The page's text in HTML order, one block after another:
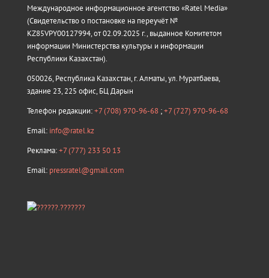
Международное информационное агентство «Ratel Media»
(Свидетельство о постановке на переучёт №
KZ85VPY00127994, от 02.09.2025 г., выданное Комитетом
информации Министерства культуры и информации
Республики Казахстан).
050026, Республика Казахстан, г. Алматы, ул. Муратбаева,
здание 23, 225 офис, БЦ Дарын
Телефон редакции:+7 (708) 970-96-68 ;+7 (727) 970-96-68
Email: info@ratel.kz
Реклама:+7 (777) 233 50 13
Email: pressratel@gmail.com